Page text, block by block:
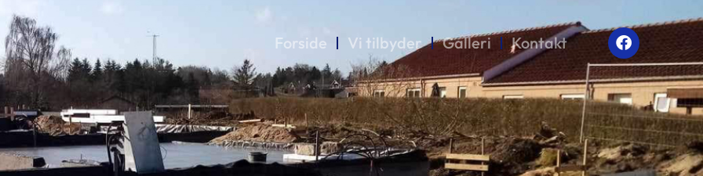
Forside Vi tilbyder Galleri Kontakt